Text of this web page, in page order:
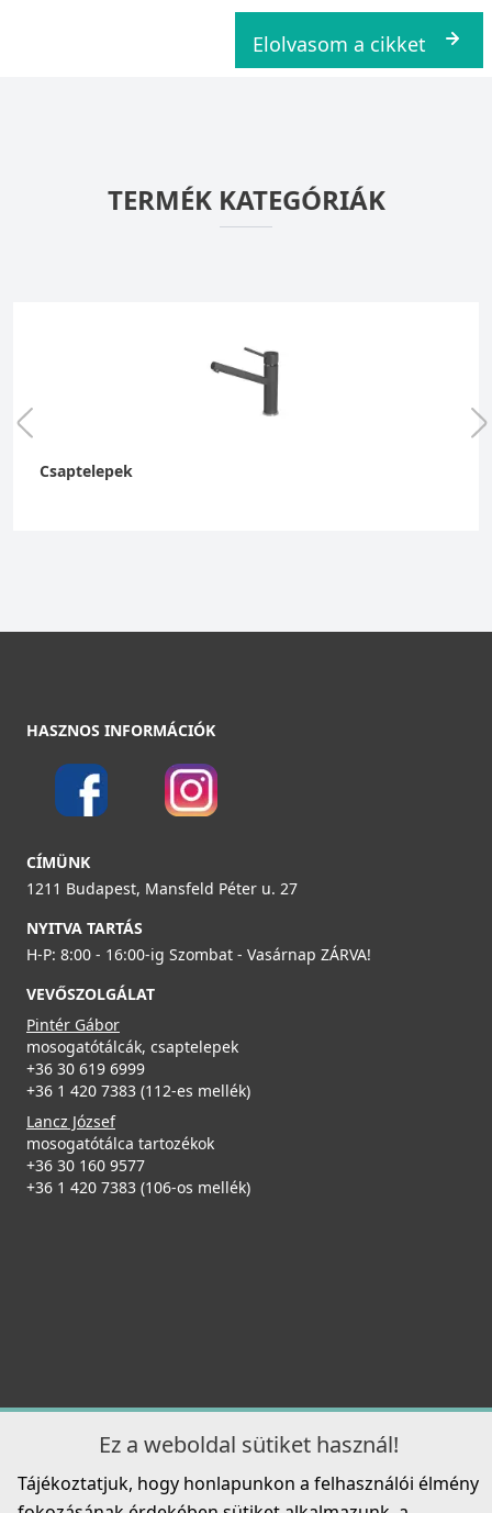
Elolvasom a cikket
TERMÉK KATEGÓRIÁK
Csaptelepek
HASZNOS INFORMÁCIÓK
CÍMÜNK
1211 Budapest, Mansfeld Péter u. 27
NYITVA TARTÁS
H-P: 8:00 - 16:00-ig Szombat - Vasárnap ZÁRVA!
VEVŐSZOLGÁLAT
Pintér Gábor
mosogatótálcák, csaptelepek
+36 30 619 6999
+36 1 420 7383 (112-es mellék)
Lancz József
mosogatótálca tartozékok
+36 30 160 9577
+36 1 420 7383 (106-os mellék)
Ez a weboldal sütiket használ!
Tájékoztatjuk, hogy honlapunkon a felhasználói élmény